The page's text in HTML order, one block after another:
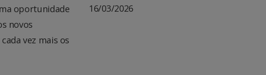
oportunidade
novos
vez mais os
16/03/2026